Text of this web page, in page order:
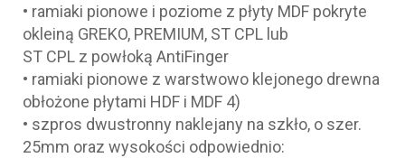
• ramiaki pionowe i poziome z płyty MDF pokryte
okleiną GREKO, PREMIUM, ST CPL lub
ST CPL z powłoką AntiFinger
• ramiaki pionowe z warstwowo klejonego drewna
obłożone płytami HDF i MDF 4)
• szpros dwustronny naklejany na szkło, o szer.
25mm oraz wysokości odpowiednio: